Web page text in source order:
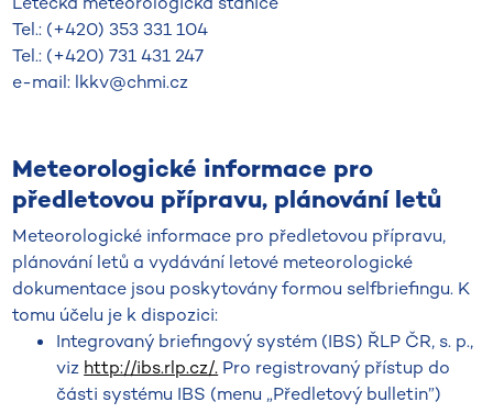
Tel.: (+420) 353 331 104
Tel.: (+420) 731 431 247
e-mail: lkkv@chmi.cz
Meteorologické informace pro
předletovou přípravu, plánování letů
Meteorologické informace pro předletovou přípravu,
plánování letů a vydávání letové meteorologické
dokumentace jsou poskytovány formou self­briefingu. K
tomu účelu je k dispozici:
Integrovaný briefingový systém (IBS) ŘLP ČR, s. p.,
viz http://ibs.rlp.cz/. Pro registrovaný přístup do
části systému IBS (menu „Předletový bulletin”)